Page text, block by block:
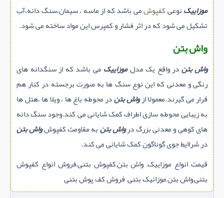
موزاییکنوعیکفپوشمی باشد که از ماسه ، سیمان،سنگ دانه،آب
تشکیل می شود که در اثر فشار و کمپرس این مواد ساخته می شود.
واش بتن
واش بتندر واقع یک مدلموزاییک می باشد که از سنگدانه های
رنگی و معدنی که این نوع سنگ ها به صورت برجسته در کنار هم
قرار می گیرند.معمولا ازواش بتندر محوطه باغ ها ، ویلا ها ،هتل ها
به زیبایی محوطه سازی اطراف کمک شایانی می کند.وجود سنگ دانه
های کوهی و معدنی بزرگ درواش بتنبه مقاومت کفپوشواش بتن
در شراایط جوی گوناگون کمک شایانی می کند.
قیمت انواع موزاییک, واش بتن,کفپوش بتنی,فروش انواع کفپوش
بتنی,واش بتن,موزائیک بتنی, فروش کف پوش بتنی